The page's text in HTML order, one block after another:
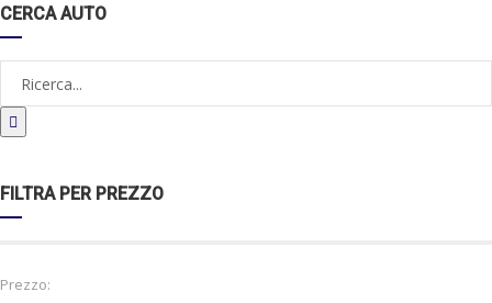
CERCA AUTO
FILTRA PER PREZZO
Prezzo: